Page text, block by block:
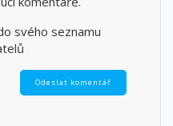
svého seznamu